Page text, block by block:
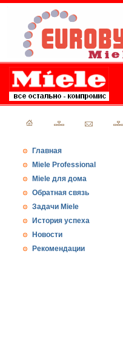
Главная
Miele Professional
Miele для дома
Обратная связь
Задачи Miele
История успеха
Новости
Рекомендации